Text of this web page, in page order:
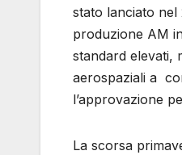
stato lanciato
produzione AM
standard elevati,
aerospaziali a
l’approvazione
La scorsa